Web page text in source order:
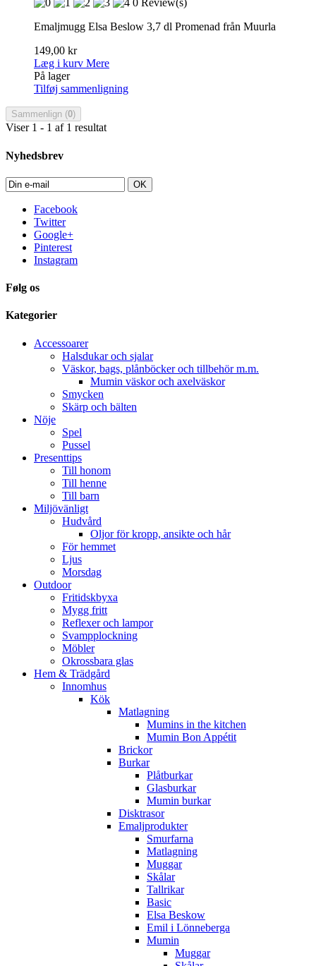
0 Review(s)
Emaljmugg Elsa Beslow 3,7 dl Promenad från Muurla
149,00 kr
Læg i kurv Mere
På lager
Tilføj sammenligning
Sammenlign (0)
Viser 1 - 1 af 1 resultat
Nyhedsbrev
OK
Facebook
Twitter
Google+
Pinterest
Instagram
Følg os
Kategorier
Accessoarer
Halsdukar och sjalar
Väskor, bags, plånböcker och tillbehör m.m.
Mumin väskor och axelväskor
Smycken
Skärp och bälten
Nöje
Spel
Pussel
Presenttips
Till honom
Till henne
Till barn
Miljövänligt
Hudvård
Oljor för kropp, ansikte och hår
För hemmet
Ljus
Morsdag
Outdoor
Fritidskbyxa
Mygg fritt
Reflexer och lampor
Svampplockning
Möbler
Okrossbara glas
Hem & Trädgård
Innomhus
Kök
Matlagning
Mumins in the kitchen
Mumin Bon Appétit
Brickor
Burkar
Plåtburkar
Glasburkar
Mumin burkar
Disktrasor
Emaljprodukter
Smurfarna
Matlagning
Muggar
Skålar
Tallrikar
Basic
Elsa Beskow
Emil i Lönneberga
Mumin
Muggar